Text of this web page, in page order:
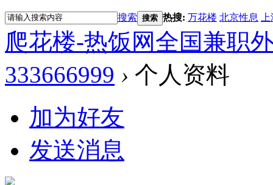
搜索 搜索 热搜: 万花楼 北京性息
爬花楼-热饭网全国兼职
333666999 › 个人资料
加为好友
发送消息